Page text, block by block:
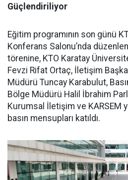
Güçlendiriliyor
Eğitim programının son günü
Konferans Salonu’nda
törenine, KTO Karatay
Fevzi Rifat Ortaç, İletişim
Müdürü Tuncay Karabulut,
Bölge Müdürü Halil İbrahim
Kurumsal İletişim ve KARSEM
basın mensupları katıldı.